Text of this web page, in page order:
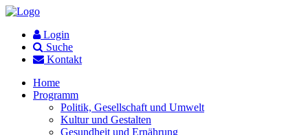
Login
Suche
Kontakt
Home
Programm
Politik, Gesellschaft und Umwelt
Kultur und Gestalten
Gesundheit und Ernährung